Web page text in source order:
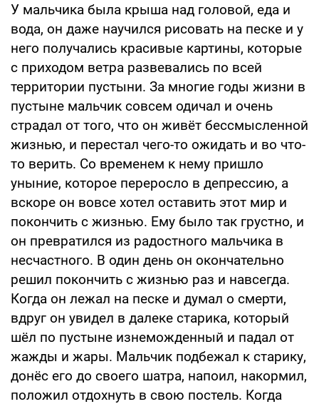
У мальчика была крыша над головой, еда и
вода, он даже научился рисовать на песке и у
него получались красивые картины, которые
с приходом ветра развевались по всей
территории пустыни. За многие годы жизни в
пустыне мальчик совсем одичал и очень
страдал от того, что он живёт бессмысленной
жизнью, и перестал чего-то ожидать и во что-
то верить. Со временем к нему пришло
уныние, которое переросло в депрессию, а
вскоре он вовсе хотел оставить этот мир и
покончить с жизнью. Ему было так грустно, и
он превратился из радостного мальчика в
несчастного. В один день он окончательно
решил покончить с жизнью раз и навсегда.
Когда он лежал на песке и думал о смерти,
вдруг он увидел в далеке старика, который
шёл по пустыне изнеможденный и падал от
жажды и жары. Мальчик подбежал к старику,
донёс его до своего шатра, напоил, накормил,
положил отдохнуть в свою постель. Когда